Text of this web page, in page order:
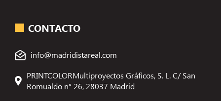
CONTACTO
info@madridistareal.com
PRINTCOLORMultiproyectos Gráficos, S. L. C/ San
Romualdo n° 26, 28037 Madrid